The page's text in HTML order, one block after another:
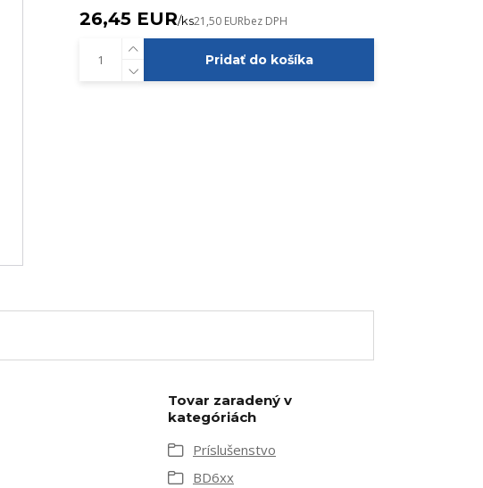
26,45 EUR/ks21,50 EURbez DPH
Pridať do košíka
Tovar zaradený v
kategóriách
Príslušenstvo
BD6xx